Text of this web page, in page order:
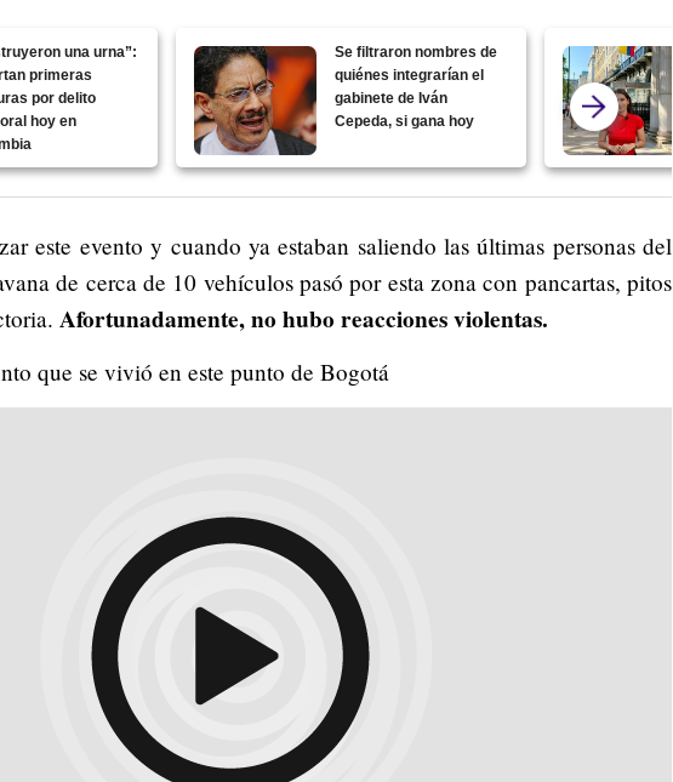
una urna”:
primeras
por delito
hoy en
Se filtraron nombres de
quiénes integrarían el
gabinete de Iván
Cepeda, si gana hoy
este evento y cuando ya estaban saliendo las últimas personas del
de cerca de 10 vehículos pasó por esta zona con pancartas, pitos
Afortunadamente, no hubo reacciones violentas.
que se vivió en este punto de Bogotá